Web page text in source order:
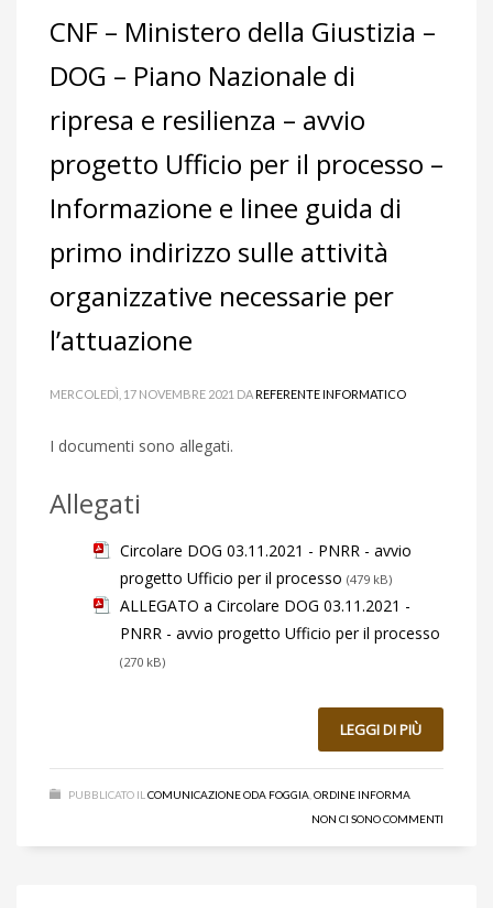
CNF – Ministero della Giustizia –
DOG – Piano Nazionale di
ripresa e resilienza – avvio
progetto Ufficio per il processo –
Informazione e linee guida di
primo indirizzo sulle attività
organizzative necessarie per
l’attuazione
MERCOLEDÌ, 17 NOVEMBRE 2021 DAREFERENTE INFORMATICO
I documenti sono allegati.
Allegati
Circolare DOG 03.11.2021 - PNRR - avvio
progetto Ufficio per il processo (479 kB)
ALLEGATO a Circolare DOG 03.11.2021 -
PNRR - avvio progetto Ufficio per il processo
(270 kB)
LEGGI DI PIÙ
PUBBLICATO IL COMUNICAZIONE ODA FOGGIA ORDINE INFORMA
NON CI SONO COMMENTI